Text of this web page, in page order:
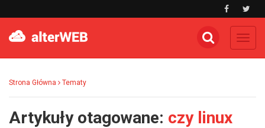
Strona Główna Tematy
Artykuły otagowane: czy linux